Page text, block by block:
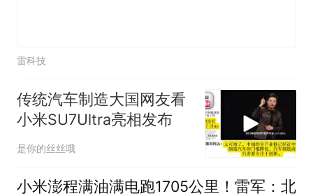
雷科技
传统汽车制造大国网友看
小米SU7Ultra亮相发布
是你的丝丝哦
小米澎程满油满电跑1705公里！雷军：北